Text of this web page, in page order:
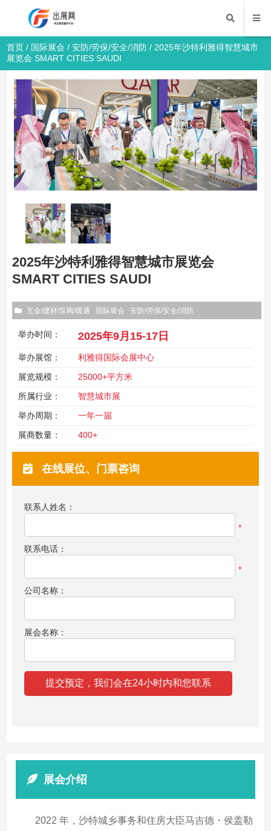
首页 / 国际展会 /安防/劳保/安全/消防 / 2025年沙特利雅得智慧城市
展览会 SMART CITIES SAUDI
2025年沙特利雅得智慧城市展览会
SMART CITIES SAUDI
五金/建材/泵阀/暖通 国际展会 安防/劳保/安全/消防
举办时间： 2025年9月15-17日
举办展馆：
利雅得国际会展中心
展览规模：
25000+平方米
所属行业：
智慧城市展
举办周期：
一年一届
展商数量：
400+
在线展位、门票咨询
联系人姓名：
*
联系电话：
*
公司名称：
展会名称：
展会介绍
2022 年，沙特城乡事务和住房大臣马吉德・侯盖勒